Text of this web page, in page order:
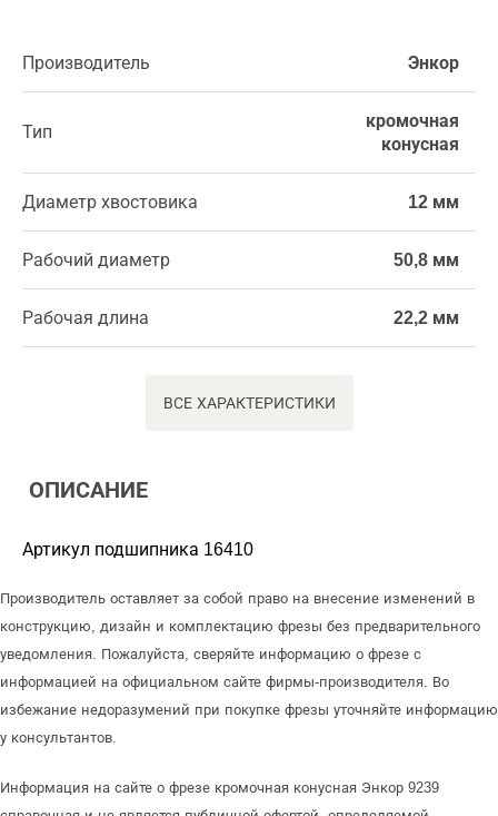
Производитель Энкор
Тип
кромочная
конусная
Диаметр хвостовика 12 мм
Рабочий диаметр 50,8 мм
Рабочая длина 22,2 мм
ВСЕ ХАРАКТЕРИСТИКИ
ОПИСАНИЕ
Артикул подшипника 16410
Производитель оставляет за собой право на внесение изменений в
конструкцию, дизайн и комплектацию фрезы без предварительного
уведомления. Пожалуйста, сверяйте информацию о фрезе с
информацией на официальном сайте фирмы-производителя. Во
избежание недоразумений при покупке фрезы уточняйте информацию
у консультантов.
Информация на сайте о фрезе кромочная конусная Энкор 9239